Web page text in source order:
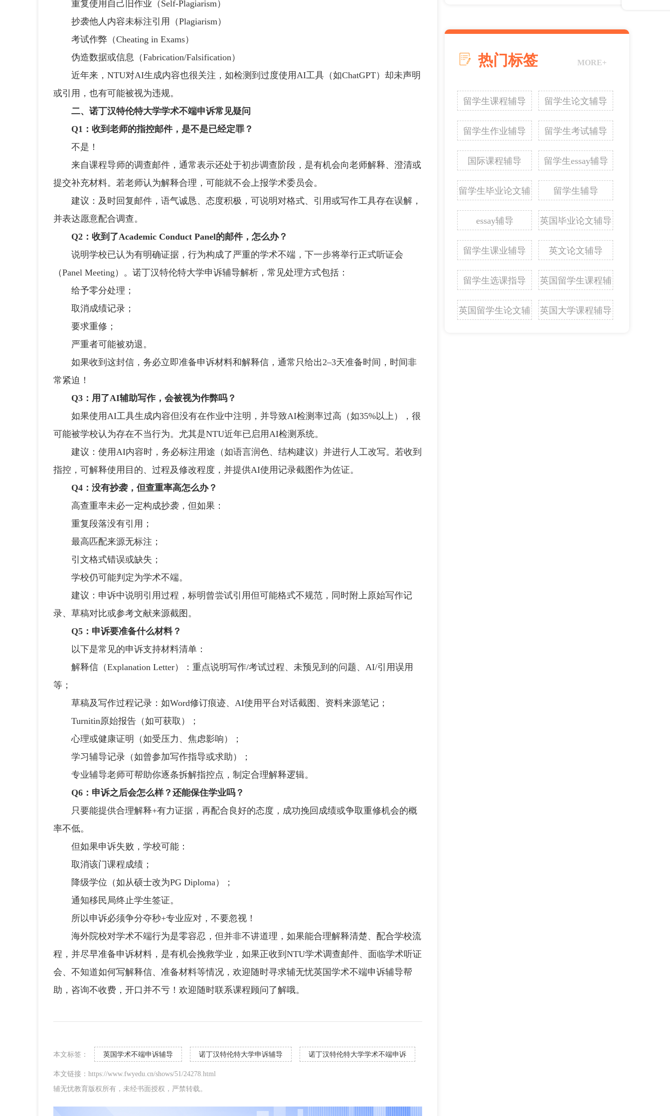
重复使用自己旧作业（Self-Plagiarism）
抄袭他人内容未标注引用（Plagiarism）
考试作弊（Cheating in Exams）
伪造数据或信息（Fabrication/Falsification）
近年来，NTU对AI生成内容也很关注，如检测到过度使用AI工具（如ChatGPT）却未声明
或引用，也有可能被视为违规。
二、诺丁汉特伦特大学学术不端申诉常见疑问
Q1：收到老师的指控邮件，是不是已经定罪？
不是！
来自课程导师的调查邮件，通常表示还处于初步调查阶段，是有机会向老师解释、澄清或
提交补充材料。若老师认为解释合理，可能就不会上报学术委员会。
建议：及时回复邮件，语气诚恳、态度积极，可说明对格式、引用或写作工具存在误解，
并表达愿意配合调查。
Q2：收到了Academic Conduct Panel的邮件，怎么办？
说明学校已认为有明确证据，行为构成了严重的学术不端，下一步将举行正式听证会
（Panel Meeting）。诺丁汉特伦特大学申诉辅导解析，常见处理方式包括：
给予零分处理；
取消成绩记录；
要求重修；
严重者可能被劝退。
如果收到这封信，务必立即准备申诉材料和解释信，通常只给出2–3天准备时间，时间非
常紧迫！
Q3：用了AI辅助写作，会被视为作弊吗？
如果使用AI工具生成内容但没有在作业中注明，并导致AI检测率过高（如35%以上），很
可能被学校认为存在不当行为。尤其是NTU近年已启用AI检测系统。
建议：使用AI内容时，务必标注用途（如语言润色、结构建议）并进行人工改写。若收到
指控，可解释使用目的、过程及修改程度，并提供AI使用记录截图作为佐证。
Q4：没有抄袭，但查重率高怎么办？
高查重率未必一定构成抄袭，但如果：
重复段落没有引用；
最高匹配来源无标注；
引文格式错误或缺失；
学校仍可能判定为学术不端。
建议：申诉中说明引用过程，标明曾尝试引用但可能格式不规范，同时附上原始写作记
录、草稿对比或参考文献来源截图。
Q5：申诉要准备什么材料？
以下是常见的申诉支持材料清单：
解释信（Explanation Letter）：重点说明写作/考试过程、未预见到的问题、AI/引用误用
等；
草稿及写作过程记录：如Word修订痕迹、AI使用平台对话截图、资料来源笔记；
Turnitin原始报告（如可获取）；
心理或健康证明（如受压力、焦虑影响）；
学习辅导记录（如曾参加写作指导或求助）；
专业辅导老师可帮助你逐条拆解指控点，制定合理解释逻辑。
Q6：申诉之后会怎么样？还能保住学业吗？
只要能提供合理解释+有力证据，再配合良好的态度，成功挽回成绩或争取重修机会的概
率不低。
但如果申诉失败，学校可能：
取消该门课程成绩；
降级学位（如从硕士改为PG Diploma）；
通知移民局终止学生签证。
所以申诉必须争分夺秒+专业应对，不要忽视！
海外院校对学术不端行为是零容忍，但并非不讲道理，如果能合理解释清楚、配合学校流
程，并尽早准备申诉材料，是有机会挽救学业，如果正收到NTU学术调查邮件、面临学术听证
会、不知道如何写解释信、准备材料等情况，欢迎随时寻求辅无忧英国学术不端申诉辅导帮
助，咨询不收费，开口并不亏！欢迎随时联系课程顾问了解哦。
本文标签： 英国学术不端申诉辅导 诺丁汉特伦特大学申诉辅导 诺丁汉特伦特大学学术不端申诉
本文链接：https://www.fwyedu.cn/shows/51/24278.html
辅无忧教育版权所有，未经书面授权，严禁转载。
热门标签 MORE+
留学生课程辅导 留学生论文辅导
留学生作业辅导 留学生考试辅导
国际课程辅导 留学生essay辅导
留学生毕业论文辅
导
留学生辅导
essay辅导 英国毕业论文辅导
留学生课业辅导 英文论文辅导
留学生选课指导
英国留学生课程辅
导
英国留学生论文辅
英国大学课程辅导